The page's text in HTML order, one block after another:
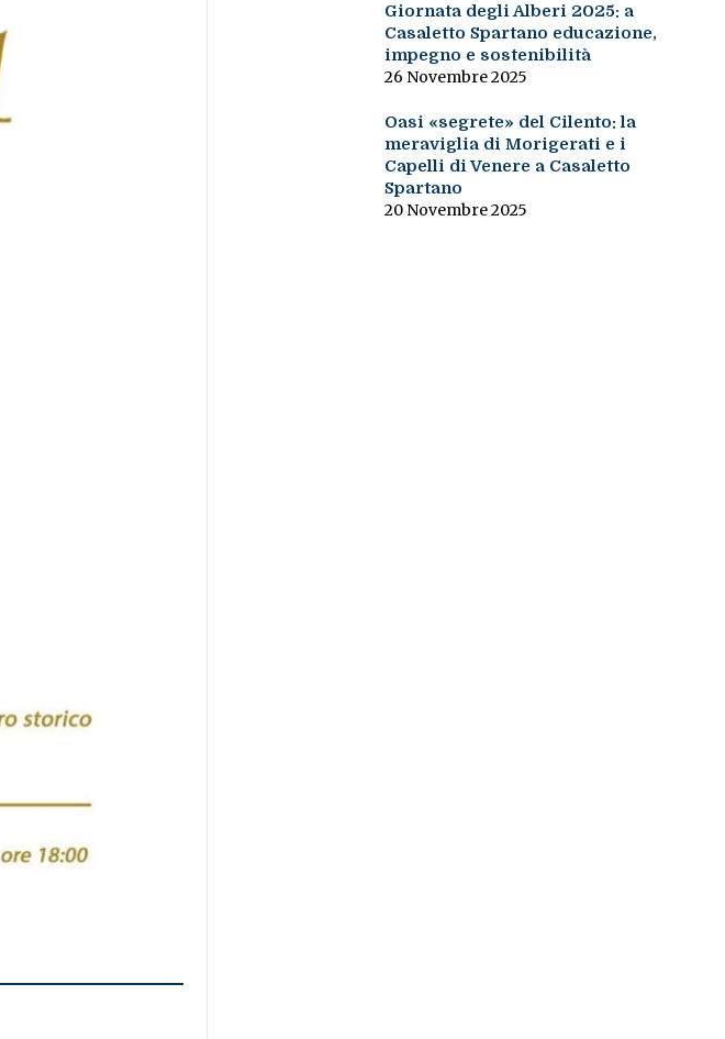
Giornata degli Alberi 2025: a
Casaletto Spartano educazione,
impegno e sostenibilità
26 Novembre 2025
Oasi «segrete» del Cilento: la
meraviglia di Morigerati e i
Capelli di Venere a Casaletto
Spartano
20 Novembre 2025